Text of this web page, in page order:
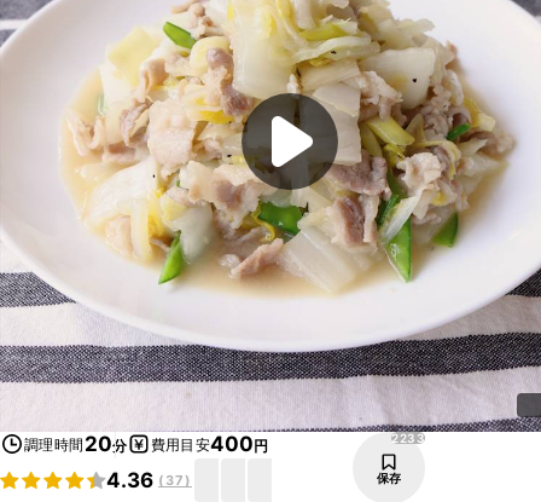
調理時間 20分 費用目安400円
4.36 ( 37)
2233
保存